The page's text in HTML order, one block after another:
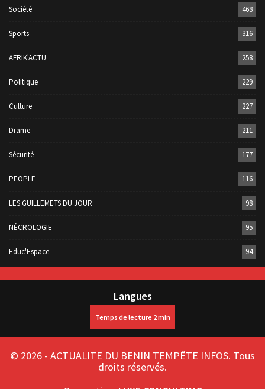
Société 468
Sports 316
AFRIK'ACTU 258
Politique 229
Culture 227
Drame 211
Sécurité 177
PEOPLE 116
LES GUILLEMETS DU JOUR 98
NÉCROLOGIE 95
Educ'Espace 94
Langues
© 2026 - ACTUALITE DU BENIN TEMPÊTE INFOS. Tous
droits réservés.